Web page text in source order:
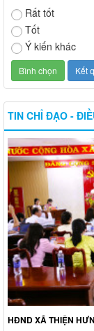
Rất tốt
Tốt
Ý kiến khác
TIN CHỈ ĐẠO -
HĐND XÃ THIỆN